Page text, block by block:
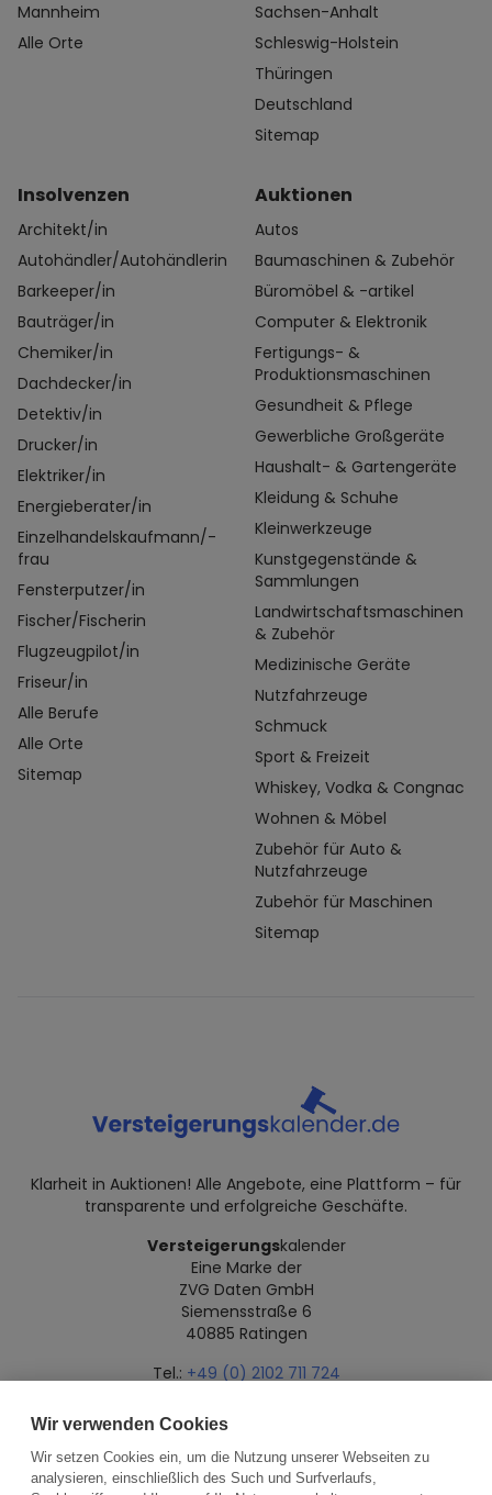
Mannheim
Alle Orte
Sachsen-Anhalt
Schleswig-Holstein
Thüringen
Deutschland
Sitemap
Insolvenzen
Architekt/in
Autohändler/Autohändlerin
Barkeeper/in
Bauträger/in
Chemiker/in
Dachdecker/in
Detektiv/in
Drucker/in
Elektriker/in
Energieberater/in
Einzelhandelskaufmann/-
frau
Fensterputzer/in
Fischer/Fischerin
Flugzeugpilot/in
Friseur/in
Alle Berufe
Alle Orte
Sitemap
Auktionen
Autos
Baumaschinen & Zubehör
Büromöbel & -artikel
Computer & Elektronik
Fertigungs- &
Produktionsmaschinen
Gesundheit & Pflege
Gewerbliche Großgeräte
Haushalt- & Gartengeräte
Kleidung & Schuhe
Kleinwerkzeuge
Kunstgegenstände &
Sammlungen
Landwirtschaftsmaschinen
& Zubehör
Medizinische Geräte
Nutzfahrzeuge
Schmuck
Sport & Freizeit
Whiskey, Vodka & Congnac
Wohnen & Möbel
Zubehör für Auto &
Nutzfahrzeuge
Zubehör für Maschinen
Sitemap
Klarheit in Auktionen! Alle Angebote, eine Plattform – für
transparente und erfolgreiche Geschäfte.
Versteigerungskalender
Eine Marke der
ZVG Daten GmbH
Siemensstraße 6
40885 Ratingen
Tel.: +49 (0) 2102 711 724
Datenschutz Impressum Über uns
Wir verwenden Cookies
Wir setzen Cookies ein, um die Nutzung unserer Webseiten zu
analysieren, einschließlich des Such und Surfverlaufs,